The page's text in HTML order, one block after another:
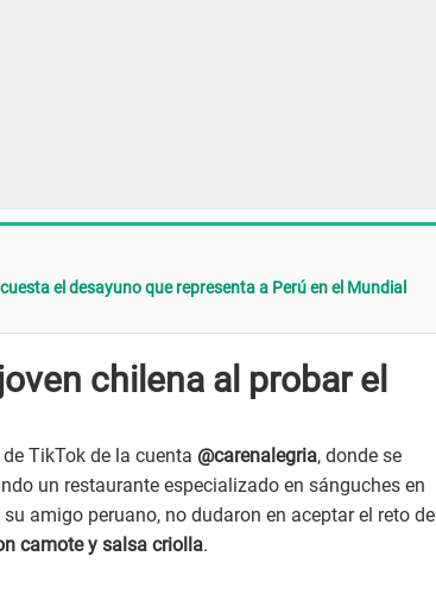
el desayuno que representa a Perú en el Mundial
chilena al probar el
TikTok de la cuenta @carenalegria, donde se
un restaurante especializado en sánguches en
amigo peruano, no dudaron en aceptar el reto de
camote y salsa criolla.